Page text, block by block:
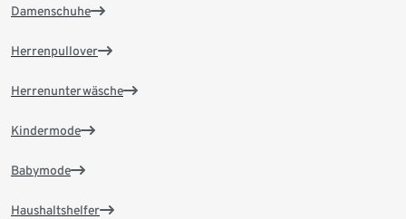
Damenschuhe
Herrenpullover
Herrenunterwäsche
Kindermode
Babymode
Haushaltshelfer